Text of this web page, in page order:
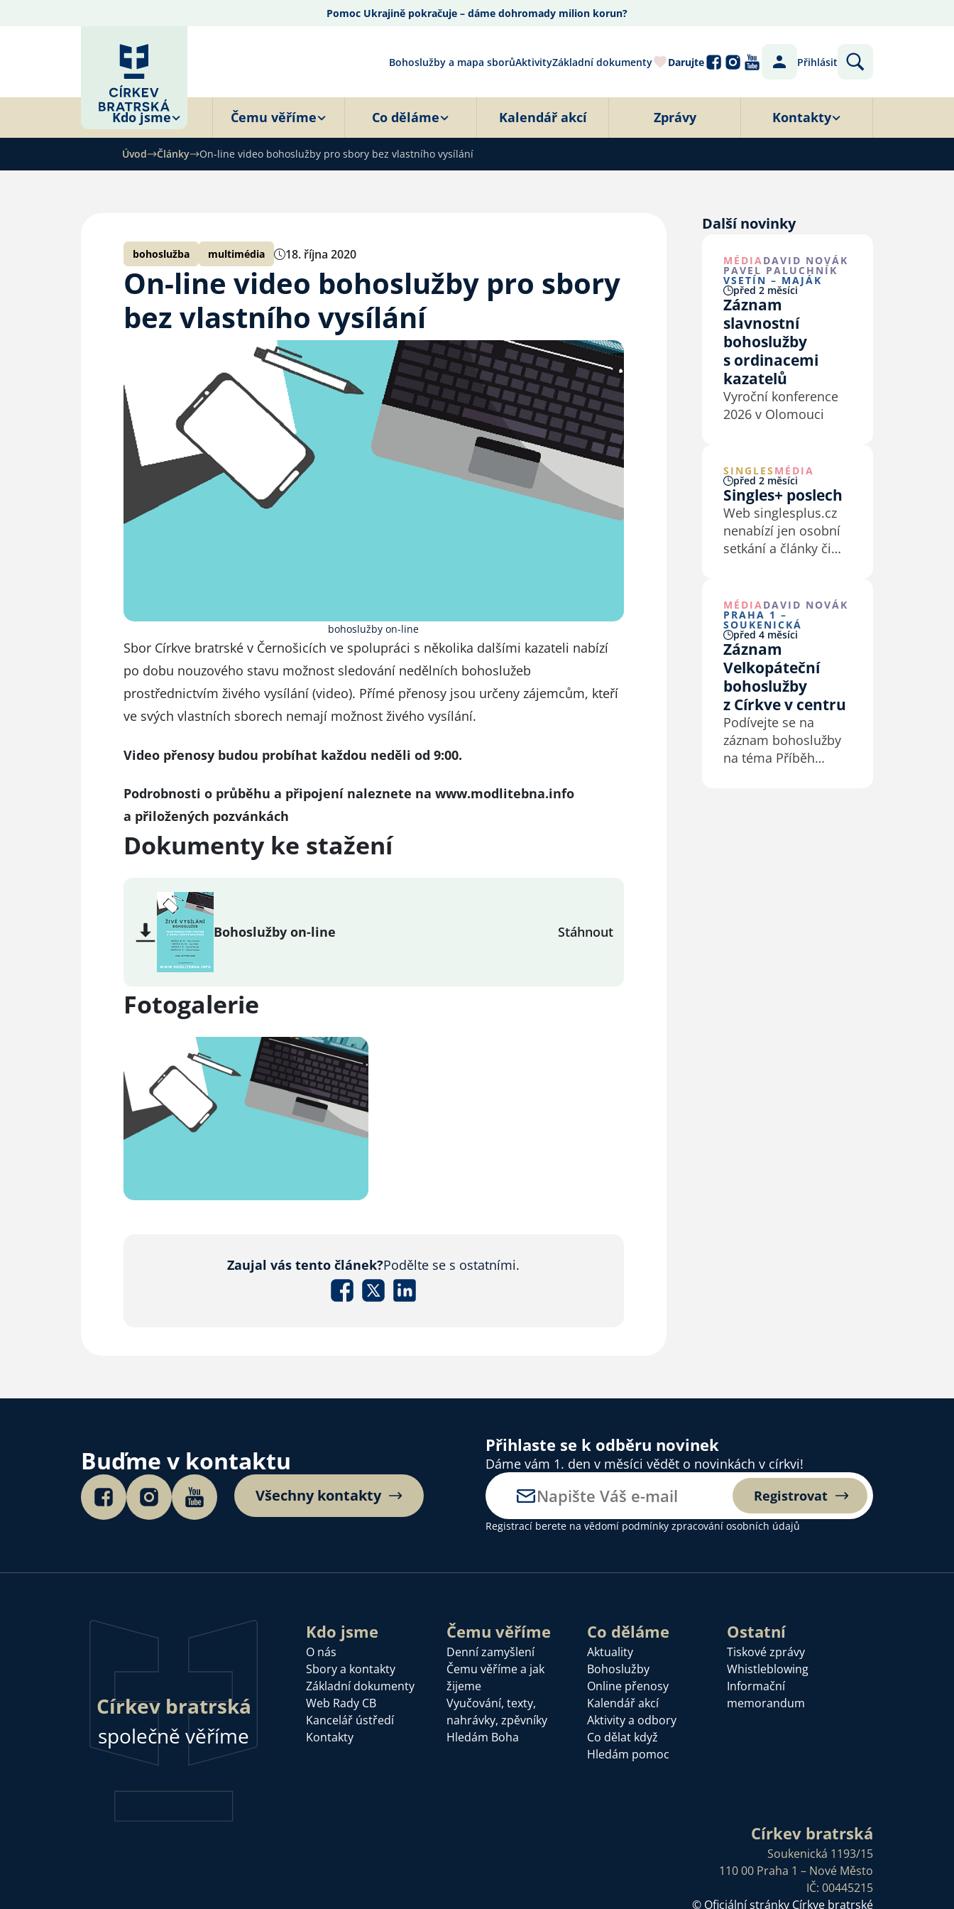
Pomoc Ukrajině pokračuje – dáme dohromady milion korun?
Bohoslužby a mapa sborůAktivityZákladní dokumenty Darujte Přihlásit
Kdo jsme Čemu věříme Co děláme Kalendář akcí Zprávy Kontakty
Úvod Články On-line video bohoslužby pro sbory bez vlastního vysílání
bohoslužba multimédia 18. října 2020
On-line video bohoslužby pro sbory
bez vlastního vysílání
bohoslužby on-line
Sbor Církve bratrské v Černošicích ve spolupráci s několika dalšími kazateli nabízí
po dobu nouzového stavu možnost sledování nedělních bohoslužeb
prostřednictvím živého vysílání (video). Přímé přenosy jsou určeny zájemcům, kteří
ve svých vlastních sborech nemají možnost živého vysílání.
Video přenosy budou probíhat každou neděli od 9:00.
Podrobnosti o průběhu a připojení naleznete na www.modlitebna.info
a přiložených pozvánkách
Dokumenty ke stažení
Bohoslužby on-line Stáhnout
Fotogalerie
Zaujal vás tento článek?Podělte se s ostatními.
Další novinky
MÉDIADAVID NOVÁK
PAVEL PALUCHNÍK
VSETÍN – MAJÁK
před 2 měsíci
Záznam
slavnostní
bohoslužby
s ordinacemi
kazatelů
Vyroční konference
2026 v Olomouci
SINGLES MÉDIA
před 2 měsíci
Singles+ poslech
Web singlesplus.cz
nenabízí jen osobní
setkání a články či
poslechu”, kde
najdete záznamy
z našich vlastních
akcí, z konferencí
a také různá
svědectví. Vše
zveřejněno se
svolením…
MÉDIADAVID NOVÁK
PRAHA 1 –
SOUKENICKÁ
před 4 měsíci
Záznam
Velkopáteční
bohoslužby
z Církve v centru
Podívejte se na
záznam bohoslužby
na téma Příběh
Buďme v kontaktu
Všechny kontakty
Přihlaste se k odběru novinek
Dáme vám 1. den v měsíci vědět o novinkách v církvi!
Registrovat
Registrací berete na vědomí podmínky zpracování osobních údajů
Církev bratrská
společně věříme
Kdo jsme
O nás
Sbory a kontakty
Základní dokumenty
Web Rady CB
Kancelář ústředí
Kontakty
Čemu věříme
Denní zamyšlení
Čemu věříme a jak
žijeme
Vyučování, texty,
nahrávky, zpěvníky
Hledám Boha
Co děláme
Aktuality
Bohoslužby
Online přenosy
Kalendář akcí
Aktivity a odbory
Co dělat když
Hledám pomoc
Ostatní
Tiskové zprávy
Whistleblowing
Informační
memorandum
Církev bratrská
Soukenická 1193/15
110 00 Praha 1 – Nové Město
IČ: 00445215
© Oficiální stránky Církve bratrské